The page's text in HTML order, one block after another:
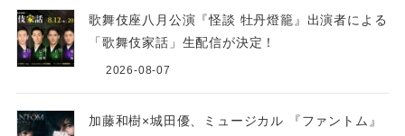
歌舞伎座八月公演『怪談 牡丹燈籠』出演者による
「歌舞伎家話」生配信が決定！
2026-08-07
加藤和樹×城田優、ミュージカル 『ファントム』